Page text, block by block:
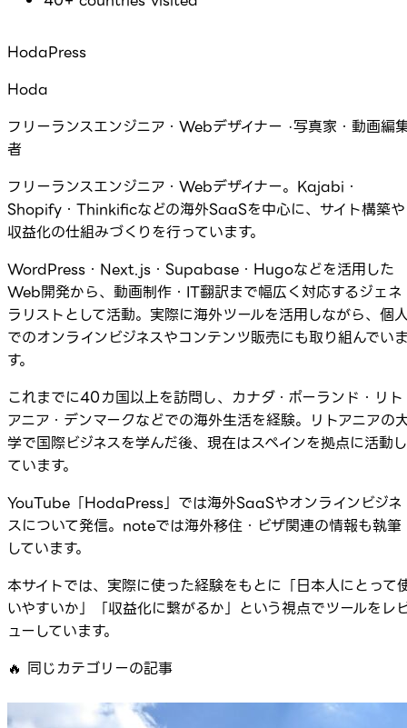
HodaPress
Hoda
フリーランスエンジニア・Webデザイナー ·写真家・動画編
者
フリーランスエンジニア・Webデザイナー。Kajabi・
Shopify・Thinkificなどの海外SaaSを中心に、サイト構築や
収益化の仕組みづくりを行っています。
WordPress・Next.js・Supabase・Hugoなどを活用した
Web開発から、動画制作・IT翻訳まで幅広く対応するジェネ
ラリストとして活動。実際に海外ツールを活用しながら、個
でのオンラインビジネスやコンテンツ販売にも取り組んでい
す。
これまでに40カ国以上を訪問し、カナダ・ポーランド・リト
アニア・デンマークなどでの海外生活を経験。リトアニアの
学で国際ビジネスを学んだ後、現在はスペインを拠点に活動し
ています。
YouTube「HodaPress」では海外SaaSやオンラインビジネ
スについて発信。noteでは海外移住・ビザ関連の情報も執筆
しています。
本サイトでは、実際に使った経験をもとに「日本人にとって
いやすいか」「収益化に繋がるか」という視点でツールをレ
ューしています。
🔥 同じカテゴリーの記事